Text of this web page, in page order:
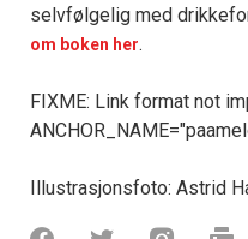
selvfølgelig med
om boken her.
FIXME: Link format not
Illustrasjonsfoto: Astrid